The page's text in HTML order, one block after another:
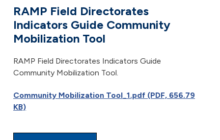
RAMP Field Directorates
Indicators Guide Community
Mobilization Tool
RAMP Field Directorates Indicators Guide
Community Mobilization Tool.
Community Mobilization Tool_1.pdf (PDF, 656.79
KB)